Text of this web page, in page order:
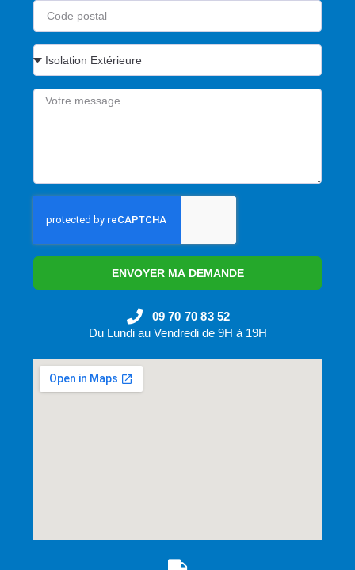
ENVOYER MA DEMANDE
09 70 70 83 52
Du Lundi au Vendredi de 9H à 19H